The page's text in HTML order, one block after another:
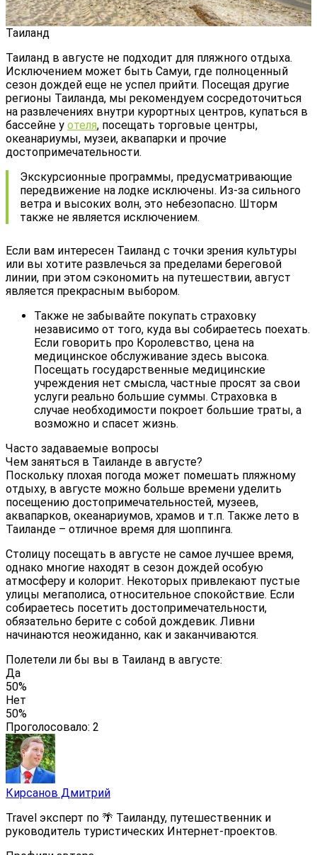
Таиланд
Таиланд в августе не подходит для пляжного отдыха.
Исключением может быть Самуи, где полноценный
сезон дождей еще не успел прийти. Посещая другие
регионы Таиланда, мы рекомендуем сосредоточиться
на развлечениях внутри курортных центров, купаться в
бассейне у отеля, посещать торговые центры,
океанариумы, музеи, аквапарки и прочие
достопримечательности.
Экскурсионные программы, предусматривающие
передвижение на лодке исключены. Из-за сильного
ветра и высоких волн, это небезопасно. Шторм
также не является исключением.
Если вам интересен Таиланд с точки зрения культуры
или вы хотите развлечься за пределами береговой
линии, при этом сэкономить на путешествии, август
является прекрасным выбором.
Также не забывайте покупать страховку
независимо от того, куда вы собираетесь поехать.
Если говорить про Королевство, цена на
медицинское обслуживание здесь высока.
Посещать государственные медицинские
учреждения нет смысла, частные просят за свои
услуги реально большие суммы. Страховка в
случае необходимости покроет большие траты, а
возможно и спасет жизнь.
Часто задаваемые вопросы
Чем заняться в Таиланде в августе?
Поскольку плохая погода может помешать пляжному
отдыху, в августе можно больше времени уделить
посещению достопримечательностей, музеев,
аквапарков, океанариумов, храмов и т.п. Также лето в
Таиланде – отличное время для шоппинга.
Столицу посещать в августе не самое лучшее время,
однако многие находят в сезон дождей особую
атмосферу и колорит. Некоторых привлекают пустые
улицы мегаполиса, относительное спокойствие. Если
собираетесь посетить достопримечательности,
обязательно берите с собой дождевик. Ливни
начинаются неожиданно, как и заканчиваются.
Полетели ли бы вы в Таиланд в августе:
Да
50%
Нет
50%
Проголосовало: 2
Кирсанов Дмитрий
Travel эксперт по 🌴 Таиланду, путешественник и
руководитель туристических Интернет-проектов.